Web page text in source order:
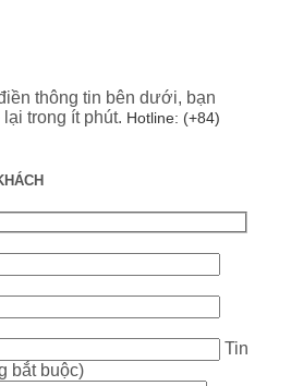
thông tin bên dưới, bạn
trong ít phút. Hotline: (+84)
Tin
bắt buộc)